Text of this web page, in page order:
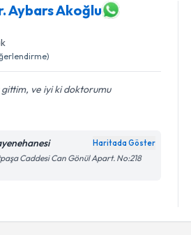
Aybars Akoğlu
ve iyi ki doktorumu
Haritada Göster
Caddesi Can Gönül Apart. No:218